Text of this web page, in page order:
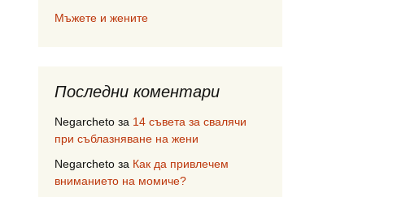
Мъжете и жените
Последни коментари
Negarcheto за 14 съвета за свалячи
при съблазняване на жени
Negarcheto за Как да привлечем
вниманието на момиче?